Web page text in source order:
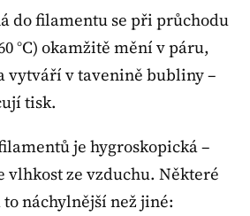
do filamentu se při průchodu
°C) okamžitě mění v páru,
vytváří v tavenině bubliny –
tisk.
je hygroskopická –
vlhkost ze vzduchu. Některé
náchylnější než jiné: